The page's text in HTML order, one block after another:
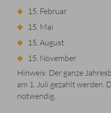
15. Februar
15. Mai
15. August
15. November
Hinweis: Der ganze
am 1. Juli gezahlt werden.
notwendig.